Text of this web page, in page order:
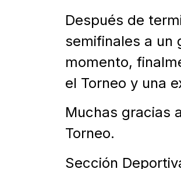
Después de
semifinales a un
momento,
el Torneo y una
Muchas gracias
Torneo.
Sección